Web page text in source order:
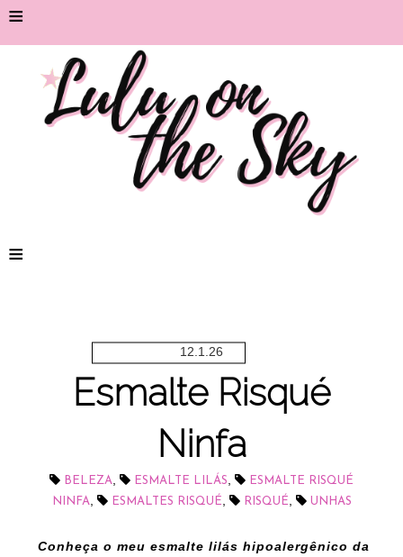
≡
≡
12.1.26
Esmalte Risqué
Ninfa
BELEZA, ESMALTE LILÁS,
ESMALTE RISQUÉ
NINFA, ESMALTES RISQUÉ, RISQUÉ, UNHAS
Conheça o meu esmalte lilás hipoalergênico da